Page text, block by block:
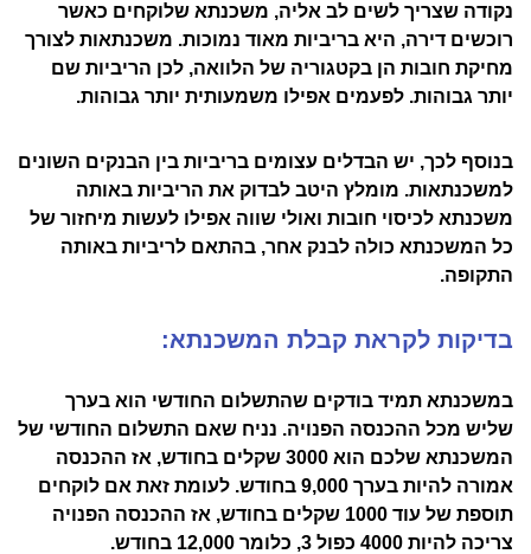
נקודה שצריך לשים לב אליה, משכנתא שלוקחים כאשר
רוכשים דירה, היא בריביות מאוד נמוכות. משכנתאות לצורך
מחיקת חובות הן בקטגוריה של הלוואה, לכן הריביות שם
יותר גבוהות. לפעמים אפילו משמעותית יותר גבוהות.
בנוסף לכך, יש הבדלים עצומים בריביות בין הבנקים השונים
למשכנתאות. מומלץ היטב לבדוק את הריביות באותה
משכנתא לכיסוי חובות ואולי שווה אפילו לעשות מיחזור של
כל המשכנתא כולה לבנק אחר, בהתאם לריביות באותה
התקופה.
בדיקות לקראת קבלת המשכנתא:
במשכנתא תמיד בודקים שהתשלום החודשי הוא בערך
שליש מכל ההכנסה הפנויה. נניח שאם התשלום החודשי של
המשכנתא שלכם הוא 3000 שקלים בחודש, אז ההכנסה
אמורה להיות בערך 9,000 בחודש. לעומת זאת אם לוקחים
תוספת של עוד 1000 שקלים בחודש, אז ההכנסה הפנויה
צריכה להיות 4000 כפול 3, כלומר 12,000 בחודש.